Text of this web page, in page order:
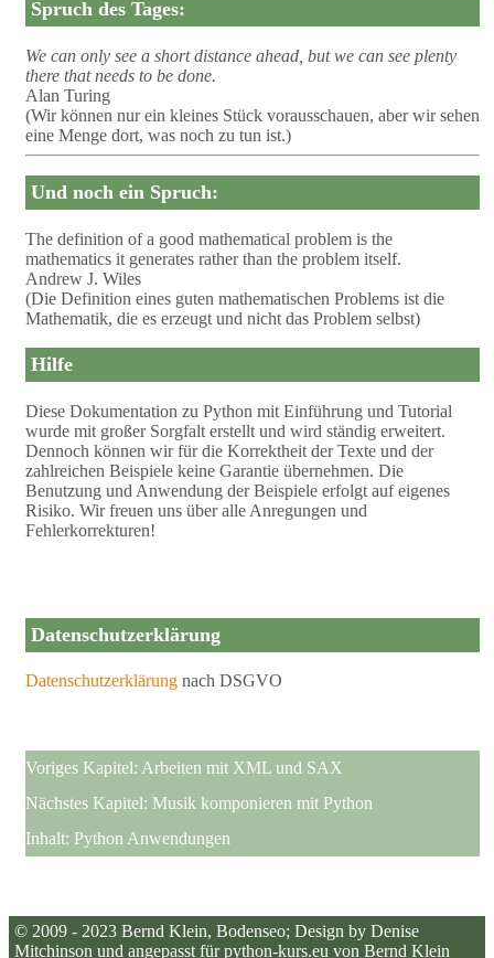
Spruch des Tages:
We can only see a short distance ahead, but we can see plenty
there that needs to be done.
Alan Turing
(Wir können nur ein kleines Stück vorausschauen, aber wir sehen
eine Menge dort, was noch zu tun ist.)
Und noch ein Spruch:
The definition of a good mathematical problem is the
mathematics it generates rather than the problem itself.
Andrew J. Wiles
(Die Definition eines guten mathematischen Problems ist die
Mathematik, die es erzeugt und nicht das Problem selbst)
Hilfe
Diese Dokumentation zu Python mit Einführung und Tutorial
wurde mit großer Sorgfalt erstellt und wird ständig erweitert.
Dennoch können wir für die Korrektheit der Texte und der
zahlreichen Beispiele keine Garantie übernehmen. Die
Benutzung und Anwendung der Beispiele erfolgt auf eigenes
Risiko. Wir freuen uns über alle Anregungen und
Fehlerkorrekturen!
Datenschutzerklärung
Datenschutzerklärung nach DSGVO
Voriges Kapitel: Arbeiten mit XML und SAX
Nächstes Kapitel: Musik komponieren mit Python
Inhalt: Python Anwendungen
© 2009 - 2023 Bernd Klein, Bodenseo; Design by Denise
Mitchinson und angepasst für python-kurs.eu von Bernd Klein